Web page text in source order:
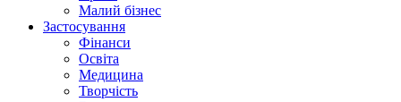
Малий бізнес
Застосування
Фінанси
Освіта
Медицина
Творчість